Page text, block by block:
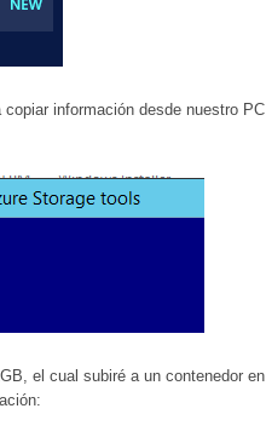
información desde nuestro PC
el cual subiré a un contenedor en